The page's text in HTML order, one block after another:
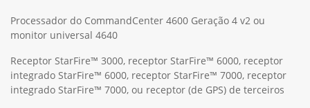
Processador do CommandCenter 4600 Geração 4 v2 ou
monitor universal 4640
Receptor StarFire™ 3000, receptor StarFire™ 6000, receptor
integrado StarFire™ 6000, receptor StarFire™ 7000, receptor
integrado StarFire™ 7000, ou receptor (de GPS) de terceiros